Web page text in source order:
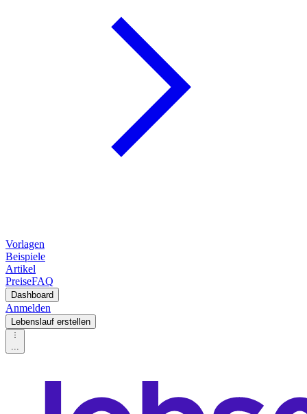
Vorlagen
Beispiele
Artikel
PreiseFAQ
Dashboard
Anmelden
Lebenslauf erstellen
...